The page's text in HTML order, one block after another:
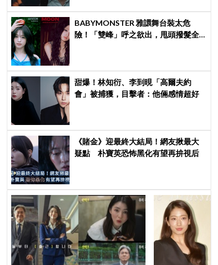
BABYMONSTER 雅譞舞台裝太危
險！「雙峰」呼之欲出，甩頭撥髮全
甜爆！林知衍、李到晛「高爾夫約
會」被捕獲，目擊者：他倆感情超好
《賭金》迎最終大結局！網友揪最大
疑點 朴寶英恐怖黑化有望再拚視后